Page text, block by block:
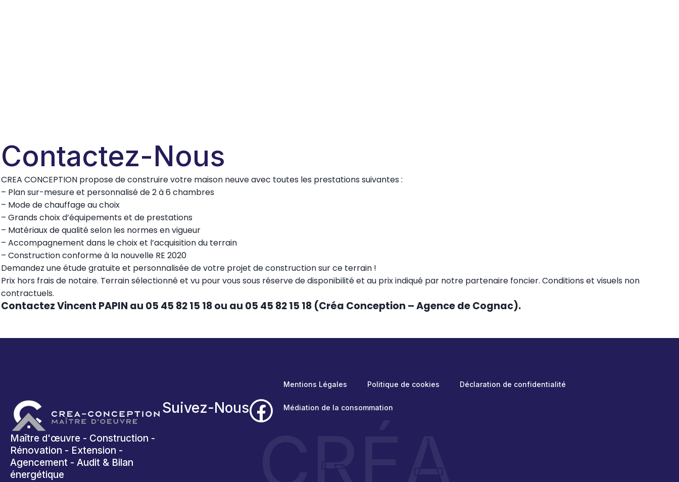
Contactez-Nous
CREA CONCEPTION propose de construire votre maison neuve avec toutes les prestations suivantes :
– Plan sur-mesure et personnalisé de 2 à 6 chambres
– Mode de chauffage au choix
– Grands choix d’équipements et de prestations
– Matériaux de qualité selon les normes en vigueur
– Accompagnement dans le choix et l’acquisition du terrain
– Construction conforme à la nouvelle RE 2020
Demandez une étude gratuite et personnalisée de votre projet de construction sur ce terrain !
Prix hors frais de notaire. Terrain sélectionné et vu pour vous sous réserve de disponibilité et au prix indiqué par notre partenaire foncier. Conditions et visuels non
contractuels.
Contactez Vincent PAPIN au 05 45 82 15 18 ou au 05 45 82 15 18 (Créa Conception – Agence de Cognac).
Maître d'œuvre - Construction -
Rénovation - Extension -
Agencement - Audit & Bilan
énergétique
Suivez-Nous
Mentions Légales Politique de cookies Déclaration de confidentialité
Médiation de la consommation